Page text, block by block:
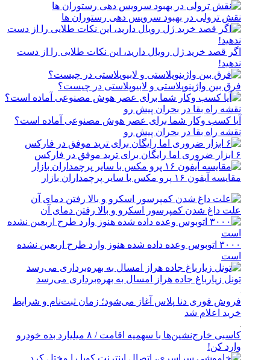
نقش ترولی در بهبود سرویس دهی رستوران ها
اگر قصد خرید ژل رویال دارید، این نکات طلایی را از دست
ندهید!
فرق بین واژینوپلاستی و لابیوپلاستی در چیست؟
آیا کسب وکار شما برای عصر هوش مصنوعی آماده است؟
نقشه راه بقا در بحران پیش رو
۶ ابزار ضروری اما رایگان برای ترید موفق در فارکس
مقایسه آیفون ۱۶ پرو مکس با سایر پرچمداران بازار
علت داغ شدن کمپرسور اسکرو و بالا رفتن دمای آن
۳۰۰۰ اتوبوس وعده داده شده هنوز وارد طرح اربعین نشده
است
تونل زیارباغ جاده هراز امسال به بهره‌برداری می‌رسد
فروش فوری دنا پلاس آغاز می‌شود؛ زمان ثبت‌نام و شرایط
خرید اعلام شد
کاسبی خارج‌نشین‌ها با سهمیه اقامت / ۸ میلیارد بده خودرو
وارد کن!